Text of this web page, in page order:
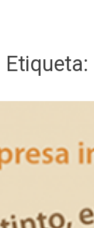
Etiqueta: